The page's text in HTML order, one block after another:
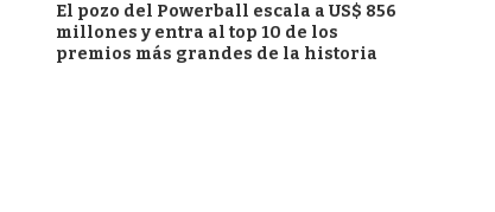
El pozo del Powerball escala a US$ 856
millones y entra al top 10 de los
premios más grandes de la historia